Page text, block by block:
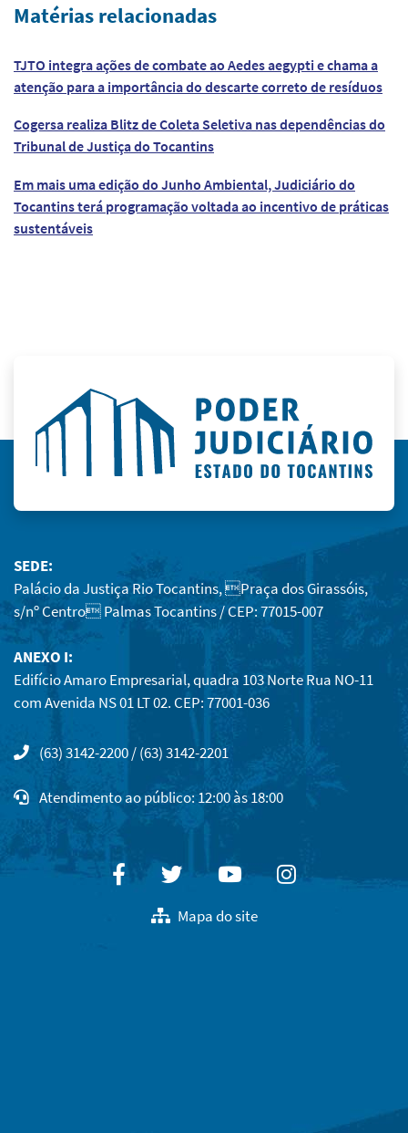
Matérias relacionadas
TJTO integra ações de combate ao Aedes aegypti e chama a
atenção para a importância do descarte correto de resíduos
Cogersa realiza Blitz de Coleta Seletiva nas dependências do
Tribunal de Justiça do Tocantins
Em mais uma edição do Junho Ambiental, Judiciário do
Tocantins terá programação voltada ao incentivo de práticas
sustentáveis
SEDE:
Palácio da Justiça Rio Tocantins, Praça dos Girassóis,
s/nº Centro Palmas Tocantins / CEP: 77015-007
ANEXO I:
Edifício Amaro Empresarial, quadra 103 Norte Rua NO-11
com Avenida NS 01 LT 02. CEP: 77001-036
(63) 3142-2200 / (63) 3142-2201
Atendimento ao público: 12:00 às 18:00
FacebookTwitterYoutubeInstagram
Mapa do site